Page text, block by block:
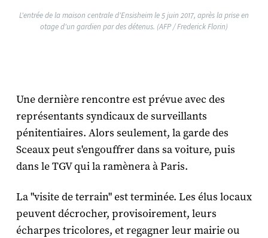
L'entrée de la maison centrale d'Ensisheim le 5 juin 2017, après la prise en
otage d'un gardien par des détenus. (AFP / Frederick Florin)
Une dernière rencontre est prévue avec des
représentants syndicaux de surveillants
pénitentiaires. Alors seulement, la garde des
Sceaux peut s'engouffrer dans sa voiture, puis
dans le TGV qui la ramènera à Paris.
La "visite de terrain" est terminée. Les élus locaux
peuvent décrocher, provisoirement, leurs
écharpes tricolores, et regagner leur mairie ou